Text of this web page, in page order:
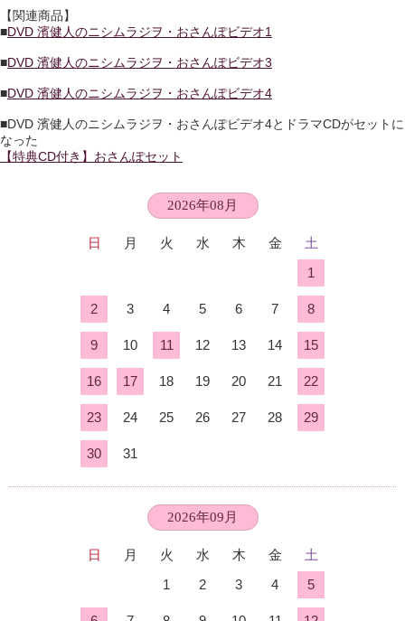
【関連商品】
■DVD 濱健人のニシムラジヲ・おさんぽビデオ1
■DVD 濱健人のニシムラジヲ・おさんぽビデオ3
■DVD 濱健人のニシムラジヲ・おさんぽビデオ4
■DVD 濱健人のニシムラジヲ・おさんぽビデオ4とドラマCDがセットに
なった
【特典CD付き】おさんぽセット
2026年08月
日 月 火 水 木 金
土
1
2 3 4 5 6 7 8
9 10 11 12 13 14 15
16 17 18 19 20 21 22
23 24 25 26 27 28 29
30 31
2026年09月
日 月 火 水 木 金
土
1
2 3 4 5